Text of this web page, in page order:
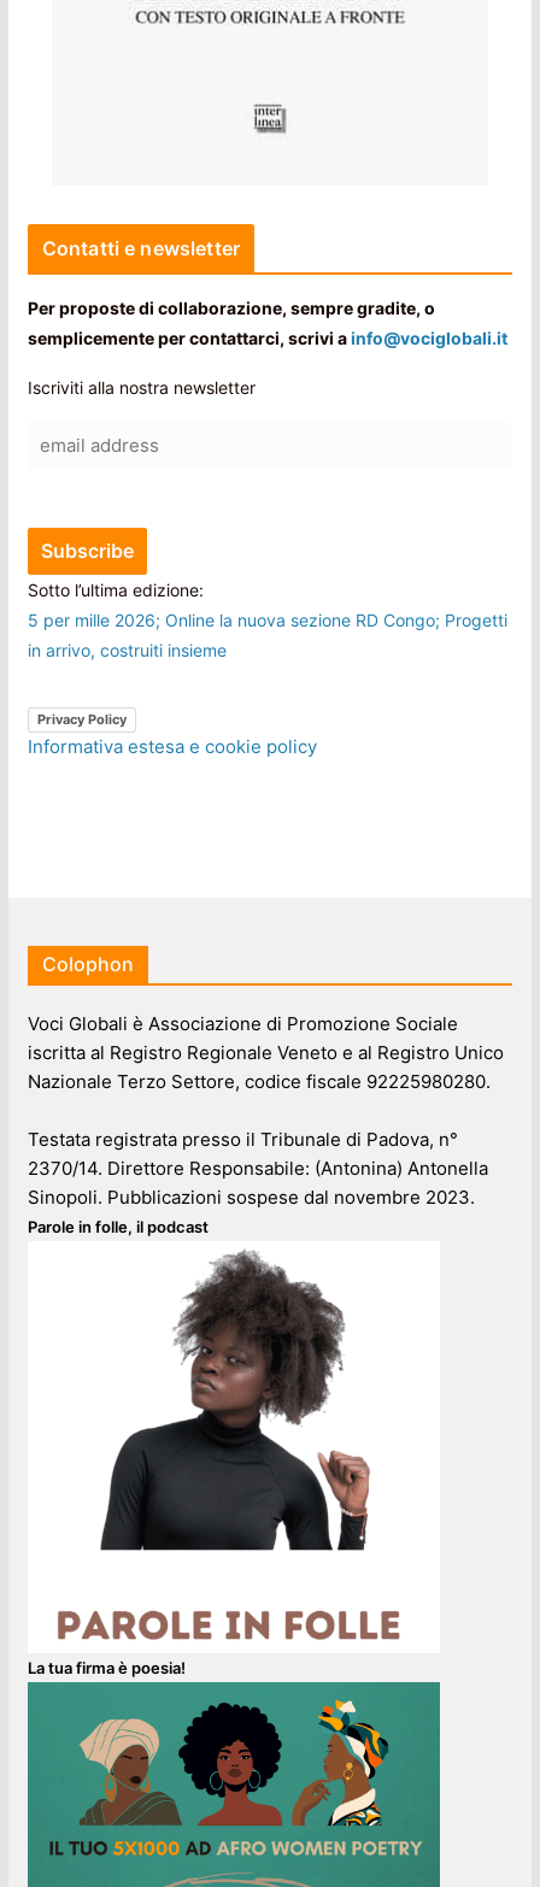
Contatti e newsletter
Per proposte di collaborazione, sempre gradite, o
semplicemente per contattarci, scrivi ainfo@vociglobali.it
Iscriviti alla nostra newsletter
Sotto l’ultima edizione:
5 per mille 2026; Online la nuova sezione RD Congo; Progetti
in arrivo, costruiti insieme
Privacy Policy
Informativa estesa e cookie policy
Colophon
Voci Globali è Associazione di Promozione Sociale
iscritta al Registro Regionale Veneto e al Registro Unico
Nazionale Terzo Settore, codice fiscale 92225980280.
Testata registrata presso il Tribunale di Padova, n°
2370/14. Direttore Responsabile: (Antonina) Antonella
Sinopoli. Pubblicazioni sospese dal novembre 2023.
Parole in folle, il podcast
La tua firma è poesia!